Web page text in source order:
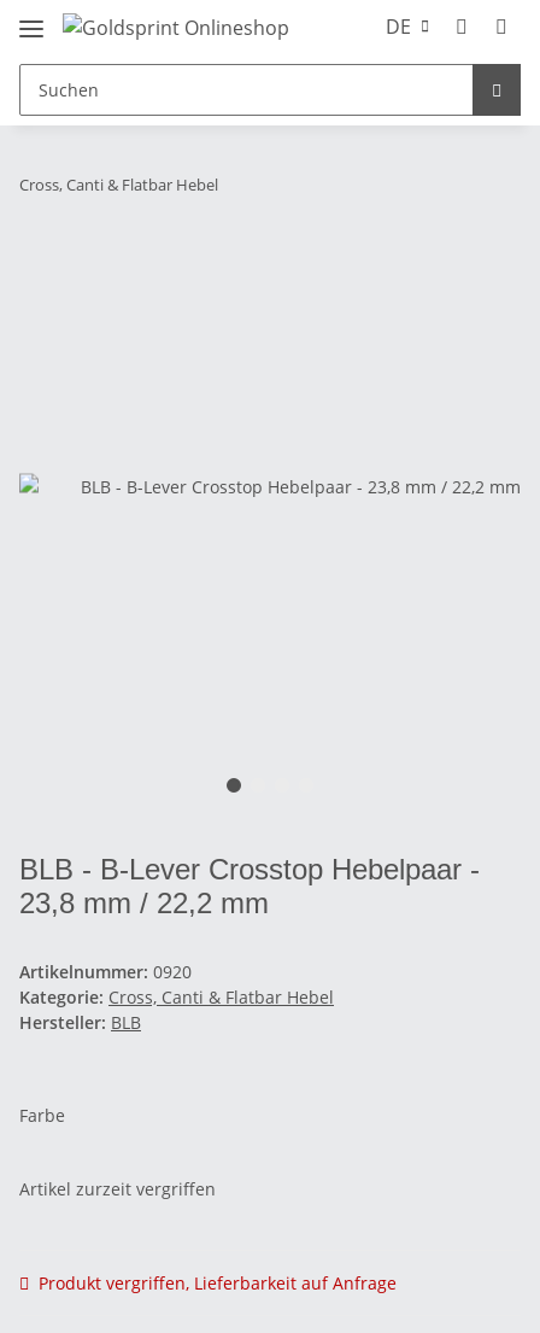
DE
Cross, Canti & Flatbar Hebel
BLB - B-Lever Crosstop Hebelpaar -
23,8 mm / 22,2 mm
Artikelnummer: 0920
Kategorie: Cross, Canti & Flatbar Hebel
Hersteller: BLB
Farbe
Artikel zurzeit vergriffen
Produkt vergriffen, Lieferbarkeit auf Anfrage